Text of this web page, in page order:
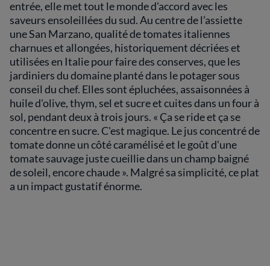
entrée, elle met tout le monde d'accord avec les
saveurs ensoleillées du sud. Au centre de l’assiette
une San Marzano, qualité de tomates italiennes
charnues et allongées, historiquement décriées et
utilisées en Italie pour faire des conserves, que les
jardiniers du domaine planté dans le potager sous
conseil du chef. Elles sont épluchées, assaisonnées à
huile d'olive, thym, sel et sucre et cuites dans un four à
sol, pendant deux à trois jours. « Ça se ride et ça se
concentre en sucre. C'est magique. Le jus concentré de
tomate donne un côté caramélisé et le goût d'une
tomate sauvage juste cueillie dans un champ baigné
de soleil, encore chaude ». Malgré sa simplicité, ce plat
a un impact gustatif énorme.